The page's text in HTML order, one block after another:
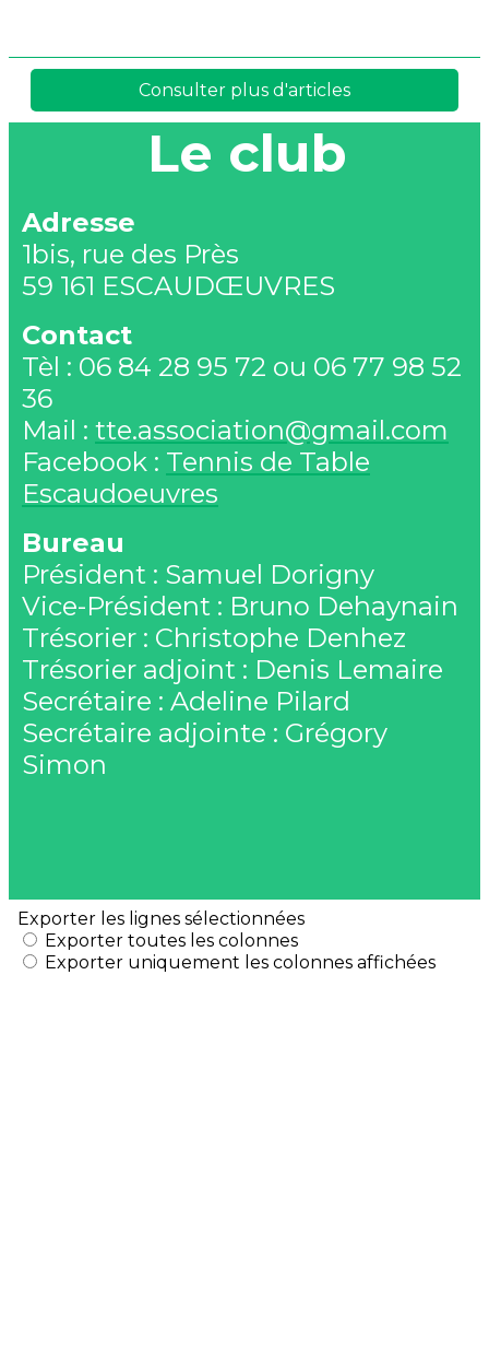
Le club
Adresse
1bis, rue des Près
59 161 ESCAUDŒUVRES
Contact
Tèl : 06 84 28 95 72 ou 06 77 98 52
36
Mail : tte.association@gmail.com
Facebook : Tennis de Table
Escaudoeuvres
Bureau
Président : Samuel Dorigny
Vice-Président : Bruno Dehaynain
Trésorier : Christophe Denhez
Trésorier adjoint : Denis Lemaire
Secrétaire : Adeline Pilard
Secrétaire adjointe : Grégory
Simon